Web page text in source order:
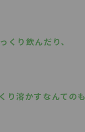
くり飲んだり、
溶かすなんての